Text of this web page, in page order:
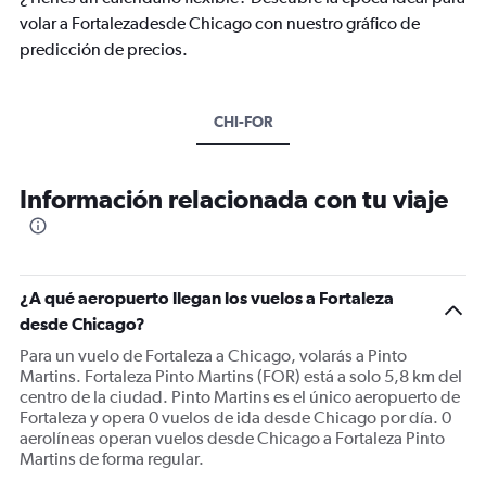
volar a Fortalezadesde Chicago con nuestro gráfico de
predicción de precios.
CHI-FOR
Información relacionada con tu viaje
¿A qué aeropuerto llegan los vuelos a Fortaleza
desde Chicago?
Para un vuelo de Fortaleza a Chicago, volarás a Pinto
Martins. Fortaleza Pinto Martins (FOR) está a solo 5,8 km del
centro de la ciudad. Pinto Martins es el único aeropuerto de
Fortaleza y opera 0 vuelos de ida desde Chicago por día. 0
aerolíneas operan vuelos desde Chicago a Fortaleza Pinto
Martins de forma regular.